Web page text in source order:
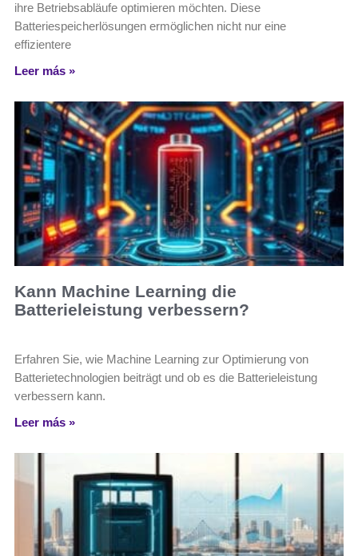
ihre Betriebsabläufe optimieren möchten. Diese
Batteriespeicherlösungen ermöglichen nicht nur eine
effizientere
Leer más »
Kann Machine Learning die
Batterieleistung verbessern?
Erfahren Sie, wie Machine Learning zur Optimierung von
Batterietechnologien beiträgt und ob es die Batterieleistung
verbessern kann.
Leer más »